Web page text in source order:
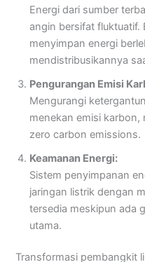
Energi dari sumber
angin bersifat fluktuatif.
menyimpan energi
mendistribusikannya
Pengurangan Emisi
Mengurangi
menekan emisi
zero carbon emissions.
Keamanan Energi:
Sistem penyimpanan
jaringan listrik dengan
tersedia meskipun ada
utama.
Transformasi pembangkit